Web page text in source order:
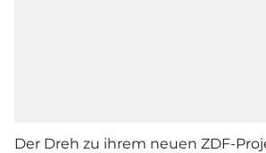
Der Dreh zu ihrem neuen ZDF-